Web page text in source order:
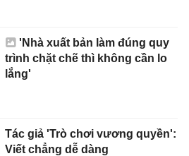
'Nhà xuất bản làm đúng quy
trình chặt chẽ thì không cần lo
lắng'
Tác giả 'Trò chơi vương quyền':
Viết chẳng dễ dàng